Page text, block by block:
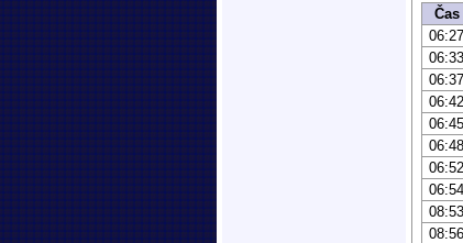
Čas
06:27
06:33
06:37
06:42
06:45
06:48
06:52
06:54
08:53
08:56